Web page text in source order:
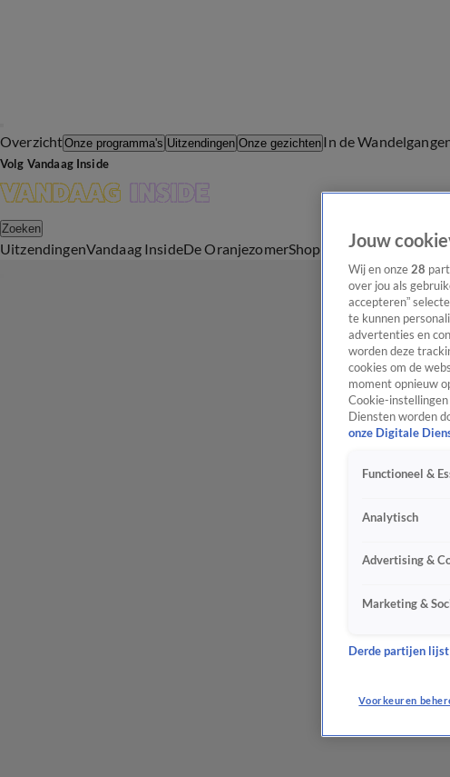
OverzichtOnze programma's Uitzendingen Onze gezichten In de
Volg Vandaag Inside
Zoeken
UitzendingenVandaag InsideDe OranjezomerShop Uitzending
Jouw
Wij en onze 28
over jou als
accepteren”
te kunnen
advertenties en
worden deze
cookies om de
moment opnieuw
Cookie-
Diensten worden
onze Digitale
Functioneel &
Analytisch
Advertising &
Marketing &
Derde partijen lijst
Voorkeuren